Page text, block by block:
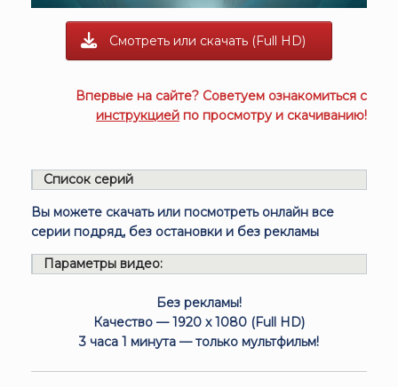
Смотреть или скачать (Full HD)
Впервые на сайте? Советуем ознакомиться с
инструкцией по просмотру и скачиванию!
Список серий
Вы можете скачать или посмотреть онлайн все
серии подряд, без остановки и без рекламы
Параметры видео:
Без рекламы!
Качество — 1920 x 1080 (Full HD)
3 часа 1 минута — только мультфильм!